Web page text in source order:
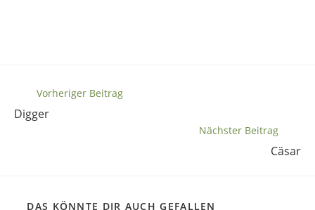
Weitere
ansehen
Vorheriger Beitrag
Digger
Nächster Beitrag
Cäsar
DAS KÖNNTE DIR AUCH GEFALLEN